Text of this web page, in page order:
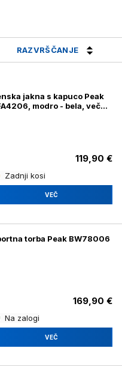
RAZVRŠČANJE
jakna s kapuco Peak
modro - bela, več
119,90 €
Zadnji kosi
VEČ
torba Peak BW78006
169,90 €
Na zalogi
VEČ